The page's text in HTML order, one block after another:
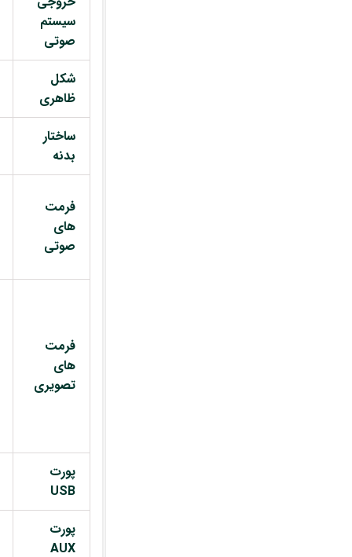
سیستم
صوتی
شکل
ظاهری
ساختار
بدنه
فرمت
های
صوتی
فرمت
های
تصویری
پورت
USB
پورت
AUX